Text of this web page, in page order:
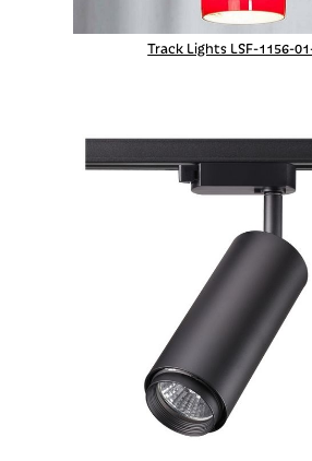
Track Lights LSF-1156-